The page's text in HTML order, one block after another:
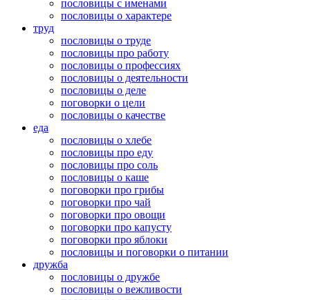
пословицы с именами
пословицы о характере
труд
пословицы о труде
пословицы про работу
пословицы о профессиях
пословицы о деятельности
пословицы о деле
поговорки о цели
пословицы о качестве
еда
пословицы о хлебе
пословицы про еду
пословицы про соль
пословицы о каше
поговорки про грибы
поговорки про чай
поговорки про овощи
поговорки про капусту
поговорки про яблоки
пословицы и поговорки о питании
дружба
пословицы о дружбе
пословицы о вежливости